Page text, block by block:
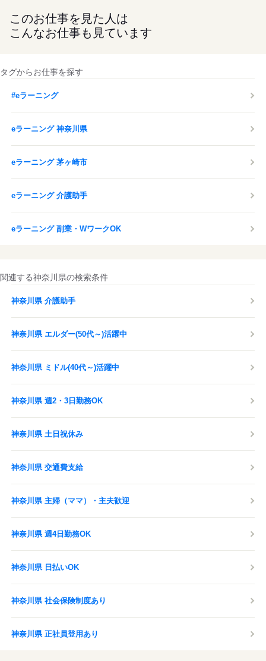
このお仕事を見た人は
こんなお仕事も見ています
タグからお仕事を探す
#eラーニング
eラーニング 神奈川県
eラーニング 茅ヶ崎市
eラーニング 介護助手
eラーニング 副業・WワークOK
関連する神奈川県の検索条件
神奈川県 介護助手
神奈川県 エルダー(50代～)活躍中
神奈川県 ミドル(40代～)活躍中
神奈川県 週2・3日勤務OK
神奈川県 土日祝休み
神奈川県 交通費支給
神奈川県 主婦（ママ）・主夫歓迎
神奈川県 週4日勤務OK
神奈川県 日払いOK
神奈川県 社会保険制度あり
神奈川県 正社員登用あり